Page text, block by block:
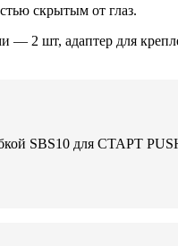
скрытым от глаз.
— 2 шт, адаптер для
SBS10 для СТАРТ